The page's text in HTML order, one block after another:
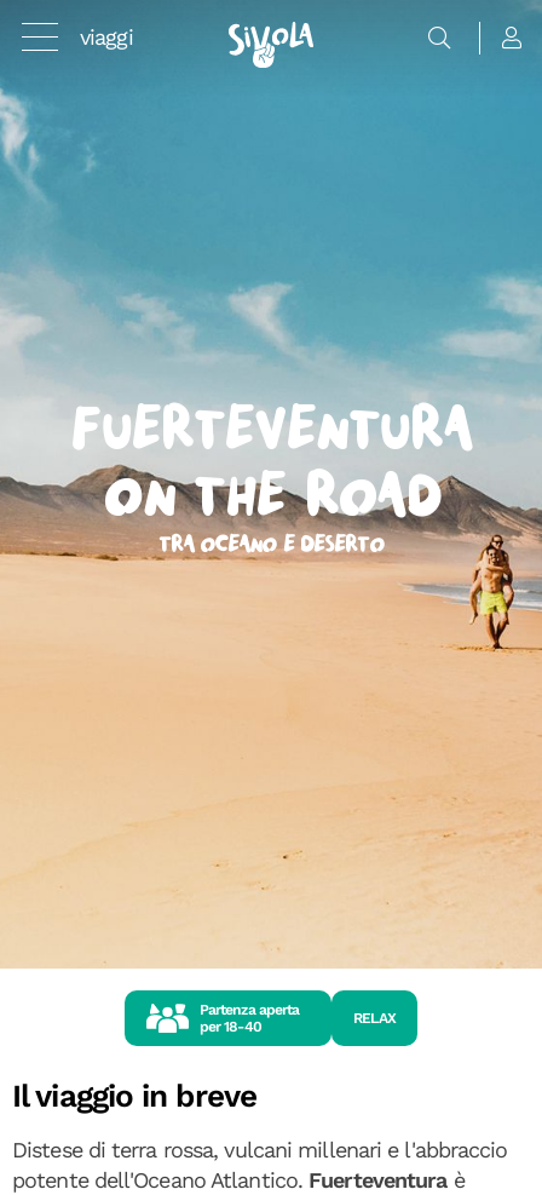
viaggi
Fuerteventura
On the Road
tra oceano e deserto
Partenza aperta
per18-40
RELAX
Il viaggio in breve
Distese di terra rossa, vulcani millenari e l'abbraccio
potente dell'Oceano Atlantico. Fuerteventura è